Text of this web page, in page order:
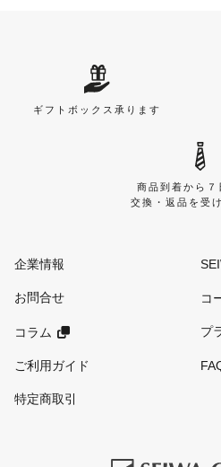
ギフトボックス承ります
商品到着から７
交換・返品を受
企業情報
お問合せ コ
コラム プ
ご利用ガイド
特定商取引